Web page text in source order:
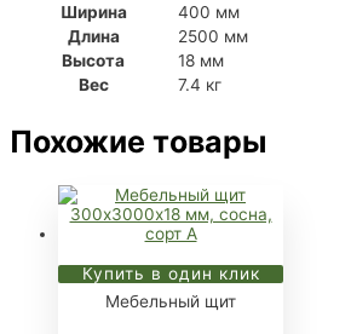
Ширина
400 мм
Длина
2500 мм
Высота
18 мм
Вес
7.4 кг
Похожие товары
Купить в один клик
Мебельный щит